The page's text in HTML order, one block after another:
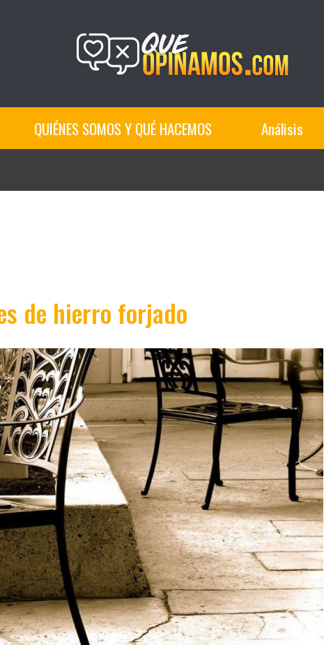
QUIÉNES SOMOS Y QUÉ HACEMOS Análisis
de hierro forjado